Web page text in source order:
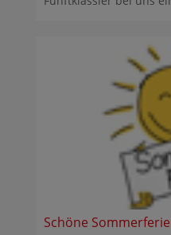
Schöne